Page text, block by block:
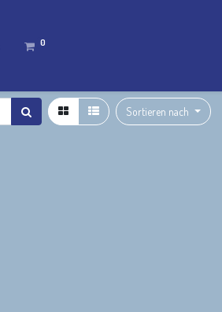
0
Sortieren nach